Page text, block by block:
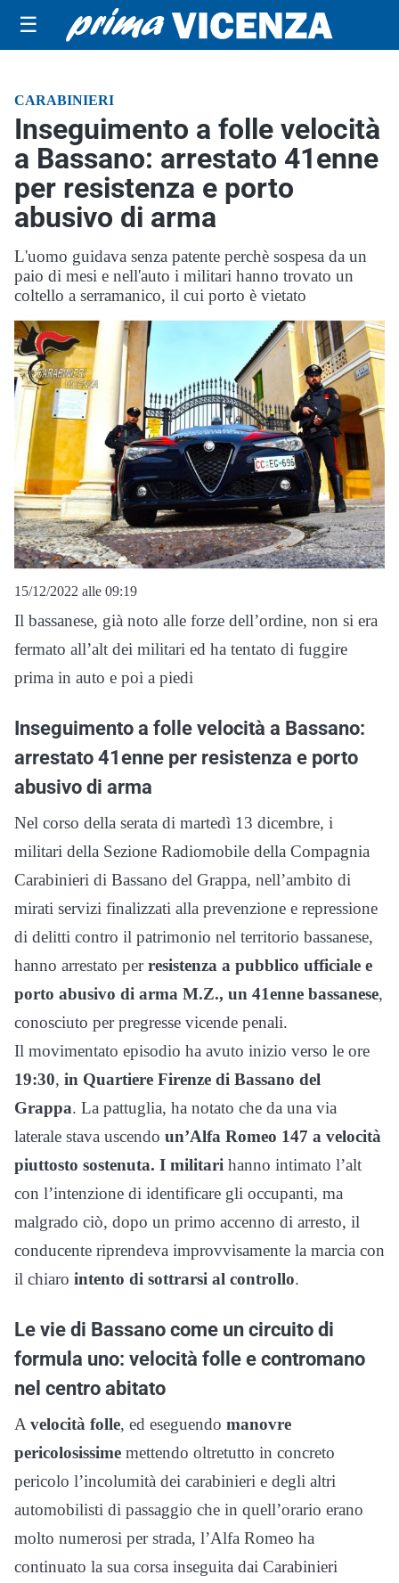
☰
CARABINIERI
Inseguimento a folle velocità
a Bassano: arrestato 41enne
per resistenza e porto
abusivo di arma
L'uomo guidava senza patente perchè sospesa da un
paio di mesi e nell'auto i militari hanno trovato un
coltello a serramanico, il cui porto è vietato
15/12/2022 alle 09:19
Il bassanese, già noto alle forze dell’ordine, non si era
fermato all’alt dei militari ed ha tentato di fuggire
prima in auto e poi a piedi
Inseguimento a folle velocità a Bassano:
arrestato 41enne per resistenza e porto
abusivo di arma
Nel corso della serata di martedì 13 dicembre, i
militari della Sezione Radiomobile della Compagnia
Carabinieri di Bassano del Grappa, nell’ambito di
mirati servizi finalizzati alla prevenzione e repressione
di delitti contro il patrimonio nel territorio bassanese,
hanno arrestato perresistenza a pubblico ufficiale e
porto abusivo di arma M.Z., un 41enne bassanese,
conosciuto per pregresse vicende penali.
Il movimentato episodio ha avuto inizio verso le ore
19:30, in Quartiere Firenze di Bassano del
Grappa. La pattuglia, ha notato che da una via
laterale stava uscendo un’Alfa Romeo 147 a velocità
piuttosto sostenuta. I militari hanno intimato l’alt
con l’intenzione di identificare gli occupanti, ma
malgrado ciò, dopo un primo accenno di arresto, il
conducente riprendeva improvvisamente la marcia con
il chiaro intento di sottrarsi al controllo.
Le vie di Bassano come un circuito di
formula uno: velocità folle e contromano
nel centro abitato
A velocità folle, ed eseguendo manovre
pericolosissime mettendo oltretutto in concreto
pericolo l’incolumità dei carabinieri e degli altri
automobilisti di passaggio che in quell’orario erano
molto numerosi per strada, l’Alfa Romeo ha
continuato la sua corsa inseguita dai Carabinieri